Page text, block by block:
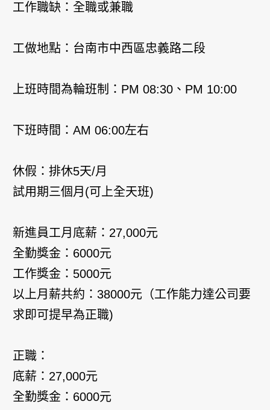
工作職缺：全職或兼職
工做地點：台南市中西區忠義路二段
上班時間為輪班制：PM 08:30、PM 10:00
下班時間：AM 06:00左右
休假：排休5天/月
試用期三個月(可上全天班)
新進員工月底薪：27,000元
全勤獎金：6000元
工作獎金：5000元
以上月薪共約：38000元（工作能力達公司要
求即可提早為正職)
正職：
底薪：27,000元
全勤獎金：6000元